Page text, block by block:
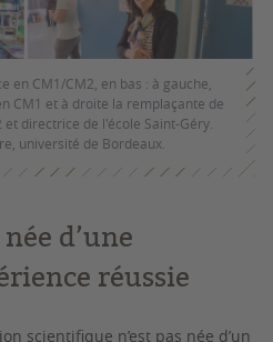
en CM1/CM2, en bas : à gauche,
CM1 et à droite la remplaçante de
directrice de l'école Saint-Géry.
université de Bordeaux.
d’une
réussie
scientifique n’est pas née d’un